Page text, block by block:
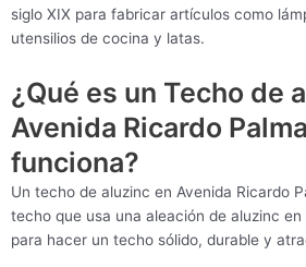
siglo XIX para fabricar artículos como
utensilios de cocina y latas.
¿Qué es un Techo de
Avenida Ricardo
funciona?
Un techo de aluzinc en Avenida Ricardo
techo que usa una aleación de aluzinc en
para hacer un techo sólido, durable y